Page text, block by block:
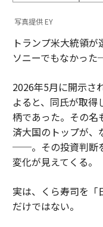
写真提供 EY
トランプ米大統領
ソニーでもなかった
2026年5月に開示さ
よると、同氏が取得
柄であった。その名
済大国のトップが、
──。その投資判断
変化が見えてくる。
実は、くら寿司を
だけではない。